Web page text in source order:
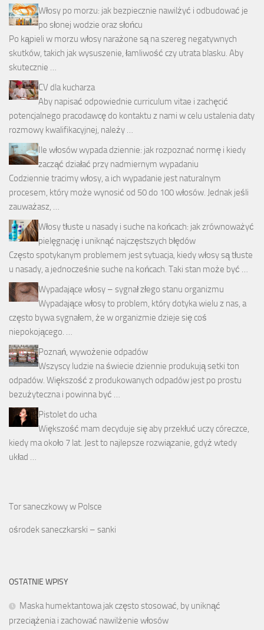
Włosy po morzu: jak bezpiecznie nawilżyć i odbudować je
po słonej wodzie oraz słońcu
Po kąpieli w morzu włosy narażone są na szereg negatywnych
skutków, takich jak wysuszenie, łamliwość czy utrata blasku. Aby
skutecznie …
CV dla kucharza
Aby napisać odpowiednie curriculum vitae i zachęcić
potencjalnego pracodawcę do kontaktu z nami w celu ustalenia daty
rozmowy kwalifikacyjnej, należy …
Ile włosów wypada dziennie: jak rozpoznać normę i kiedy
zacząć działać przy nadmiernym wypadaniu
Codziennie tracimy włosy, a ich wypadanie jest naturalnym
procesem, który może wynosić od 50 do 100 włosów. Jednak jeśli
zauważasz, …
Włosy tłuste u nasady i suche na końcach: jak zrównoważyć
pielęgnację i uniknąć najczęstszych błędów
Często spotykanym problemem jest sytuacja, kiedy włosy są tłuste
u nasady, a jednocześnie suche na końcach. Taki stan może być …
Wypadające włosy – sygnał złego stanu organizmu
Wypadające włosy to problem, który dotyka wielu z nas, a
często bywa sygnałem, że w organizmie dzieje się coś
niepokojącego. …
Poznań, wywożenie odpadów
Wszyscy ludzie na świecie dziennie produkują setki ton
odpadów. Większość z produkowanych odpadów jest po prostu
bezużyteczna i powinna być …
Pistolet do ucha
Większość mam decyduje się aby przekłuć uczy córeczce,
kiedy ma około 7 lat. Jest to najlepsze rozwiązanie, gdyż wtedy
układ …
Tor saneczkowy w Polsce
ośrodek saneczkarski – sanki
OSTATNIE WPISY
Maska humektantowa jak często stosować, by uniknąć
przeciążenia i zachować nawilżenie włosów